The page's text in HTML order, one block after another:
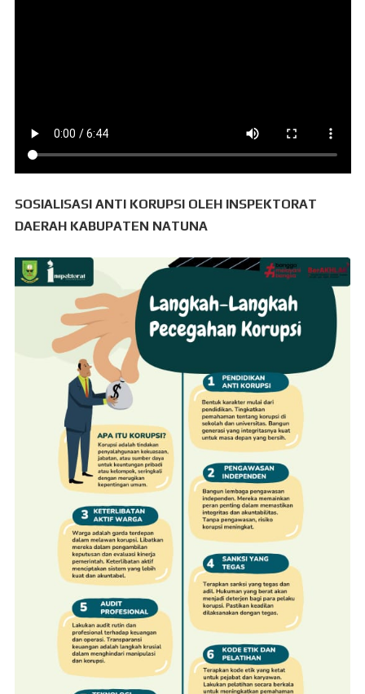
SOSIALISASI ANTI KORUPSI OLEH INSPEKTORAT
DAERAH KABUPATEN NATUNA